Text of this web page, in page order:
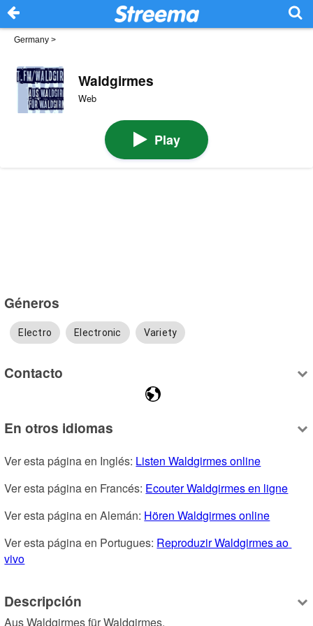
Germany >
Waldgirmes
Web
Play
Géneros
Electro Electronic Variety
Contacto
En otros idiomas
Ver esta página en Inglés: Listen Waldgirmes online
Ver esta página en Francés: Ecouter Waldgirmes en ligne
Ver esta página en Alemán: Hören Waldgirmes online
Ver esta página en Portugues: Reproduzir Waldgirmes ao
vivo
Descripción
Aus Waldgirmes für Waldgirmes.